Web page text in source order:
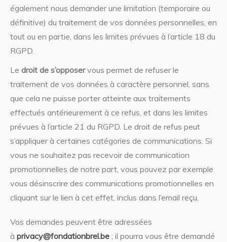
également nous demander une limitation (temporaire ou
définitive) du traitement de vos données personnelles, en
tout ou en partie, dans les limites prévues à l’article 18 du
RGPD.
Le droit de s’opposervous permet de refuser le
traitement de vos données à caractère personnel, sans
que cela ne puisse porter atteinte aux traitements
effectués antérieurement à ce refus, et dans les limites
prévues à l’article 21 du RGPD. Le droit de refus peut
s’appliquer à certaines catégories de communications. Si
vous ne souhaitez pas recevoir de communication
promotionnelles de notre part, vous pouvez par exemple
vous désinscrire des communications promotionnelles en
cliquant sur le lien à cet effet, inclus dans l’email reçu.
Vos demandes peuvent être adressées
à privacy@fondationbrel.be ; il pourra vous être demandé